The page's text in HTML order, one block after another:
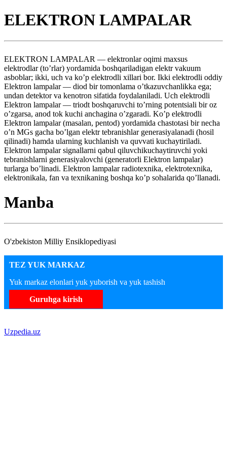
ELEKTRON LAMPALAR
ELEKTRON LAMPALAR — elektronlar oqimi maxsus
elektrodlar (to’rlar) yordamida boshqariladigan elektr vakuum
asboblar; ikki, uch va ko’p elektrodli xillari bor. Ikki elektrodli oddiy
Elektron lampalar — diod bir tomonlama o’tkazuvchanlikka ega;
undan detektor va kenotron sifatida foydalaniladi. Uch elektrodli
Elektron lampalar — triodt boshqaruvchi to’rning potentsiali bir oz
o’zgarsa, anod tok kuchi anchagina o’zgaradi. Ko’p elektrodli
Elektron lampalar (masalan, pentod) yordamida chastotasi bir necha
o’n MGs gacha bo’lgan elektr tebranishlar generasiyalanadi (hosil
qilinadi) hamda ularning kuchlanish va quvvati kuchaytiriladi.
Elektron lampalar signallarni qabul qiluvchikuchaytiruvchi yoki
tebranishlarni generasiyalovchi (generatorli Elektron lampalar)
turlarga bo’linadi. Elektron lampalar radiotexnika, elektrotexnika,
elektronikala, fan va texnikaning boshqa ko’p sohalarida qo’llanadi.
Manba
O'zbekiston Milliy Ensiklopediyasi
TEZ YUK MARKAZ
Yuk markaz elonlari yuk yuborish va yuk tashish
Guruhga kirish
Uzpedia.uz